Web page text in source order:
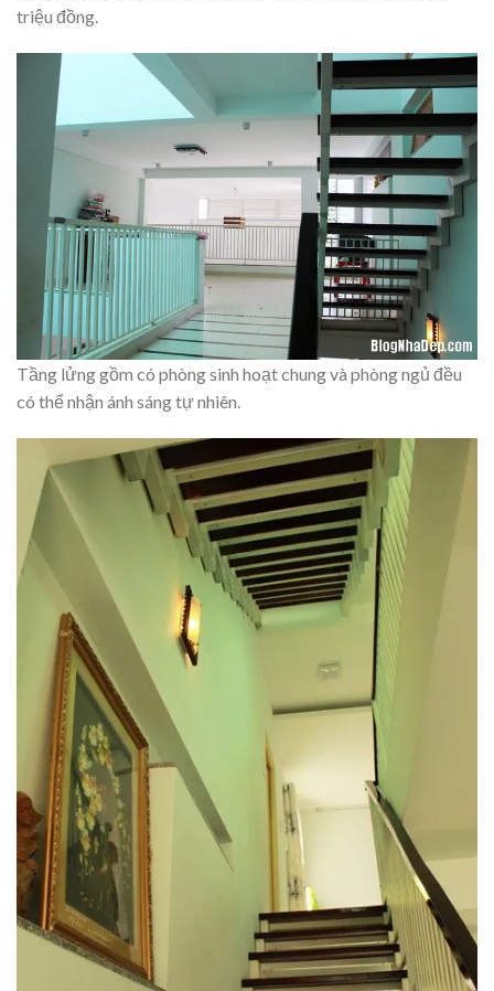
triệu đồng.
Tầng lửng gồm có phòng sinh hoạt chung và phòng ngủ đều
có thể nhận ánh sáng tự nhiên.